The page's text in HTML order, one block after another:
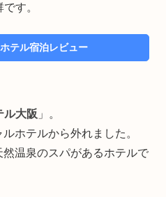
す。
テル宿泊レビュー
ル大阪 」。
ホテルから外れました。
温泉のスパがあるホテルで